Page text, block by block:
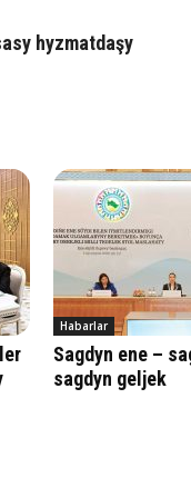
hyzmatdaşy
Habarlar
Sagdyn ene –
sagdyn geljek